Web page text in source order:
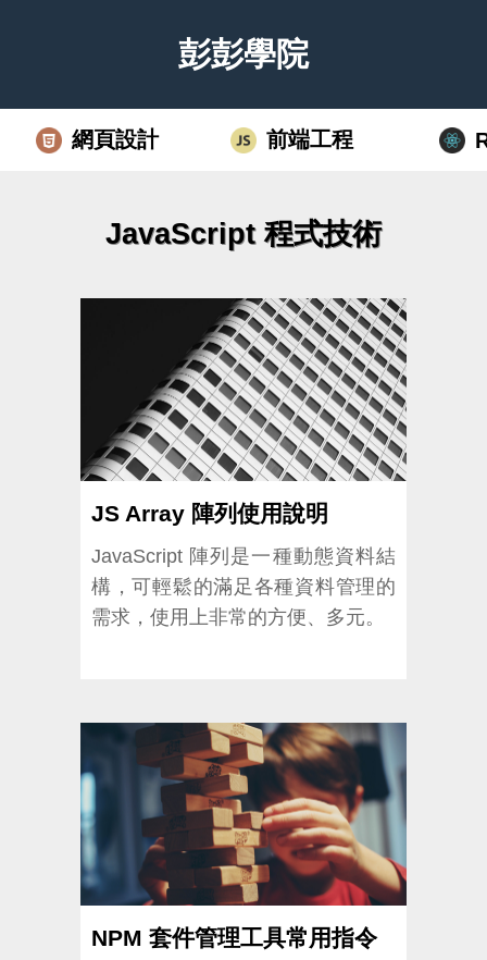
彭彭學院
網頁設計 前端工程
JavaScript 程式技術
JS Array 陣列使用說明
JavaScript 陣列是一種動態資料結
構，可輕鬆的滿足各種資料管理的
需求，使用上非常的方便、多元。
NPM 套件管理工具常用指令